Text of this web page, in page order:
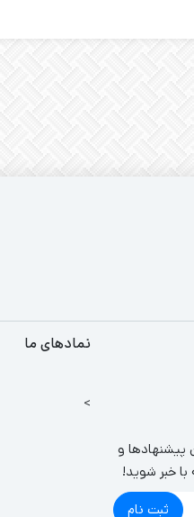
پیشنهادها و
خبر شوید!
ثبت نام
نمادهای ما
>